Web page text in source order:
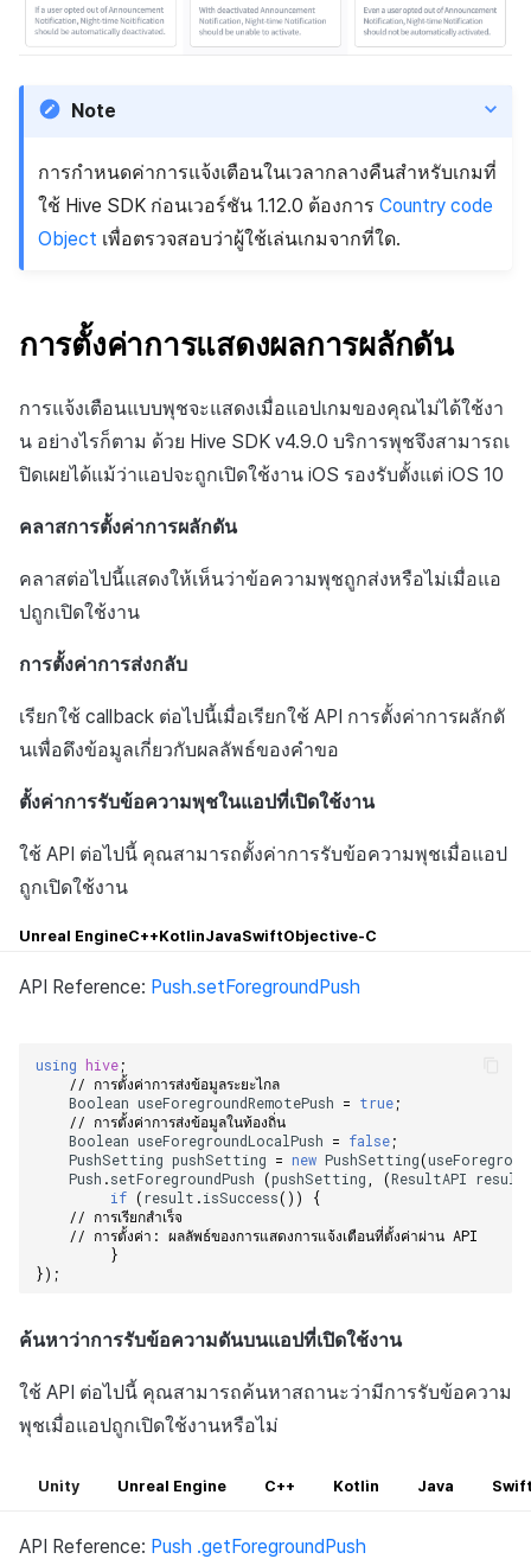
Note
การกำหนดค่าการแจ้งเตือนในเวลากลางคืนสำหรับเกมที่
ใช้ Hive SDK ก่อนเวอร์ชัน 1.12.0 ต้องการ Country code
Object เพื่อตรวจสอบว่าผู้ใช้เล่นเกมจากที่ใด.
การตั้งค่าการแสดงผลการผลักดัน
การแจ้งเตือนแบบพุชจะแสดงเมื่อแอปเกมของคุณไม่ได้ใช้งา
น อย่างไรก็ตาม ด้วย Hive SDK v4.9.0 บริการพุชจึงสามารถเ
ปิดเผยได้แม้ว่าแอปจะถูกเปิดใช้งาน iOS รองรับตั้งแต่ iOS 10
คลาสการตั้งค่าการผลักดัน
คลาสต่อไปนี้แสดงให้เห็นว่าข้อความพุชถูกส่งหรือไม่เมื่อแอ
ปถูกเปิดใช้งาน
การตั้งค่าการส่งกลับ
เรียกใช้ callback ต่อไปนี้เมื่อเรียกใช้ API การตั้งค่าการผลักดั
นเพื่อดึงข้อมูลเกี่ยวกับผลลัพธ์ของคำขอ
ตั้งค่าการรับข้อความพุชในแอปที่เปิดใช้งาน
ใช้ API ต่อไปนี้ คุณสามารถตั้งค่าการรับข้อความพุชเมื่อแอป
ถูกเปิดใช้งาน
Unreal EngineC++KotlinJavaSwiftObjective-C
API Reference: Push.setForegroundPush
using hive;
// การตั้งค่าการส่งข้อมูลระยะไกล
Boolean useForegroundRemotePush = true;
// การตั้งค่าการส่งข้อมูลในท้องถิ่น
Boolean useForegroundLocalPush = false;
PushSetting pushSetting = new PushSetting(
Push .setForegroundPush (pushSetting (ResultAPI result
if (result .isSuccess())
{
// การเรียกสำเร็จ
// การตั้งค่า: ผลลัพธ์ของการแสดงการแจ้งเตือนที่ตั้งค่าผ่าน API
}
});
ค้นหาว่าการรับข้อความดันบนแอปที่เปิดใช้งาน
ใช้ API ต่อไปนี้ คุณสามารถค้นหาสถานะว่ามีการรับข้อความ
พุชเมื่อแอปถูกเปิดใช้งานหรือไม่
Unity Unreal Engine C++ Kotlin Java
API Reference: Push .getForegroundPush